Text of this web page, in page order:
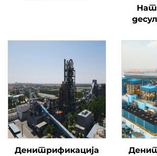
Денитрификација